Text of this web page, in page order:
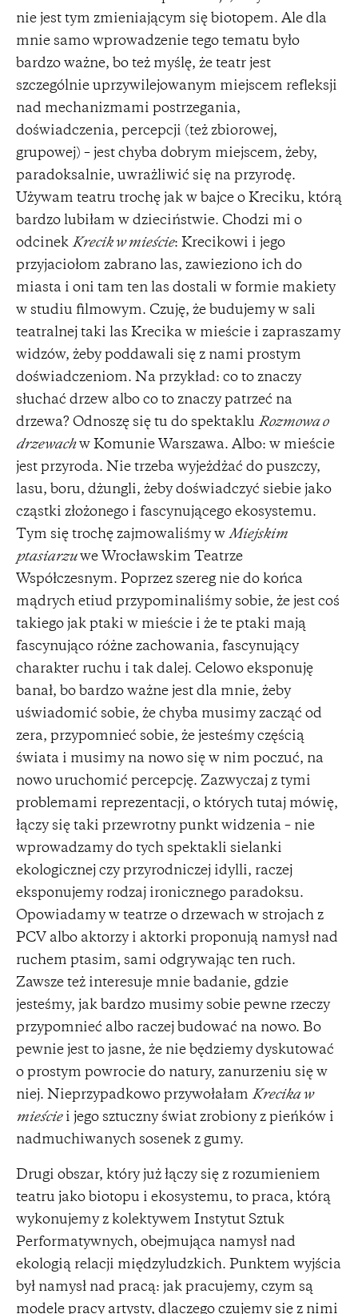
nie jest tym zmieniającym się biotopem. Ale dla
mnie samo wprowadzenie tego tematu było
bardzo ważne, bo też myślę, że teatr jest
szczególnie uprzywilejowanym miejscem refleksji
nad mechanizmami postrzegania,
doświadczenia, percepcji (też zbiorowej,
grupowej) – jest chyba dobrym miejscem, żeby,
paradoksalnie, uwrażliwić się na przyrodę.
Używam teatru trochę jak w bajce o Kreciku, którą
bardzo lubiłam w dzieciństwie. Chodzi mi o
odcinek Krecik w mieście: Krecikowi i jego
przyjaciołom zabrano las, zawieziono ich do
miasta i oni tam ten las dostali w formie makiety
w studiu filmowym. Czuję, że budujemy w sali
teatralnej taki las Krecika w mieście i zapraszamy
widzów, żeby poddawali się z nami prostym
doświadczeniom. Na przykład: co to znaczy
słuchać drzew albo co to znaczy patrzeć na
drzewa? Odnoszę się tu do spektaklu Rozmowa o
drzewachw Komunie Warszawa. Albo: w mieście
jest przyroda. Nie trzeba wyjeżdżać do puszczy,
lasu, boru, dżungli, żeby doświadczyć siebie jako
cząstki złożonego i fascynującego ekosystemu.
Tym się trochę zajmowaliśmy w Miejskim
ptasiarzuwe Wrocławskim Teatrze
Współczesnym. Poprzez szereg nie do końca
mądrych etiud przypominaliśmy sobie, że jest coś
takiego jak ptaki w mieście i że te ptaki mają
fascynująco różne zachowania, fascynujący
charakter ruchu i tak dalej. Celowo eksponuję
banał, bo bardzo ważne jest dla mnie, żeby
uświadomić sobie, że chyba musimy zacząć od
zera, przypomnieć sobie, że jesteśmy częścią
świata i musimy na nowo się w nim poczuć, na
nowo uruchomić percepcję. Zazwyczaj z tymi
problemami reprezentacji, o których tutaj mówię,
łączy się taki przewrotny punkt widzenia – nie
wprowadzamy do tych spektakli sielanki
ekologicznej czy przyrodniczej idylli, raczej
eksponujemy rodzaj ironicznego paradoksu.
Opowiadamy w teatrze o drzewach w strojach z
PCV albo aktorzy i aktorki proponują namysł nad
ruchem ptasim, sami odgrywając ten ruch.
Zawsze też interesuje mnie badanie, gdzie
jesteśmy, jak bardzo musimy sobie pewne rzeczy
przypomnieć albo raczej budować na nowo. Bo
pewnie jest to jasne, że nie będziemy dyskutować
o prostym powrocie do natury, zanurzeniu się w
niej. Nieprzypadkowo przywołałam Krecika w
mieściei jego sztuczny świat zrobiony z pieńków i
nadmuchiwanych sosenek z gumy.
Drugi obszar, który już łączy się z rozumieniem
teatru jako biotopu i ekosystemu, to praca, którą
wykonujemy z kolektywem Instytut Sztuk
Performatywnych, obejmująca namysł nad
ekologią relacji międzyludzkich. Punktem wyjścia
był namysł nad pracą: jak pracujemy, czym są
modele pracy artysty, dlaczego czujemy się z nimi